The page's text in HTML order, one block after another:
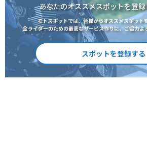
あなたのオススメスポットを登
モトスポットでは、皆様からオススメスポット
全ライダーのための最高なサービス作りに、ご協力よ
スポットを登録する